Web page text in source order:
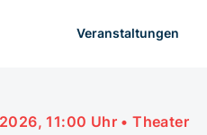
Veranstaltungen
11:00 Uhr • Theater